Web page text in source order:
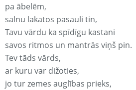
pa ābelēm,
salnu lakatos pasauli tin,
Tavu vārdu ka spīdīgu kastani
savos ritmos un mantrās viņš pin.
Tev tāds vārds,
ar kuru var dižoties,
jo tur zemes auglības prieks,